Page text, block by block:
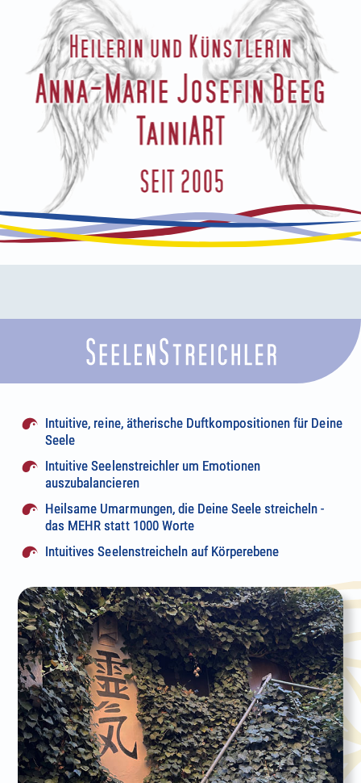
Intuitive, reine, ätherische Duftkompositionen für Deine
Seele
Intuitive Seelenstreichler um Emotionen
auszubalancieren
Heilsame Umarmungen, die Deine Seele streicheln -
das MEHR statt 1000 Worte
Intuitives Seelenstreicheln auf Körperebene